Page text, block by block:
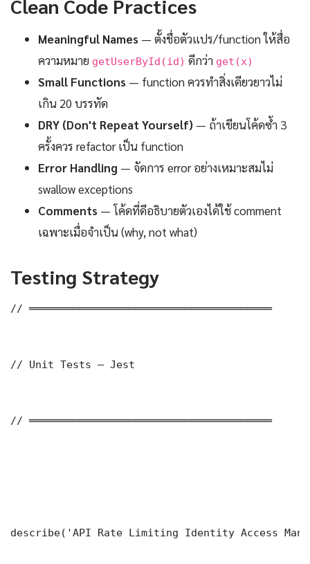
Clean Code Practices
Meaningful Names — ตั้งชื่อตัวแปร/function ให้สื่อ
ความหมาย getUserById(id) ดีกว่า get(x)
Small Functions — function ควรทำสิ่งเดียวยาวไม่
เกิน 20 บรรทัด
DRY (Don't Repeat Yourself) — ถ้าเขียนโค้ดซ้ำ 3
ครั้งควร refactor เป็น function
Error Handling — จัดการ error อย่างเหมาะสมไม่
swallow exceptions
Comments — โค้ดที่ดีอธิบายตัวเองได้ใช้ comment
เฉพาะเมื่อจำเป็น (why, not what)
Testing Strategy
// ═══════════════════════════════════════
// Unit Tests — Jest
// ═══════════════════════════════════════
describe('API Rate Limiting Identity Access